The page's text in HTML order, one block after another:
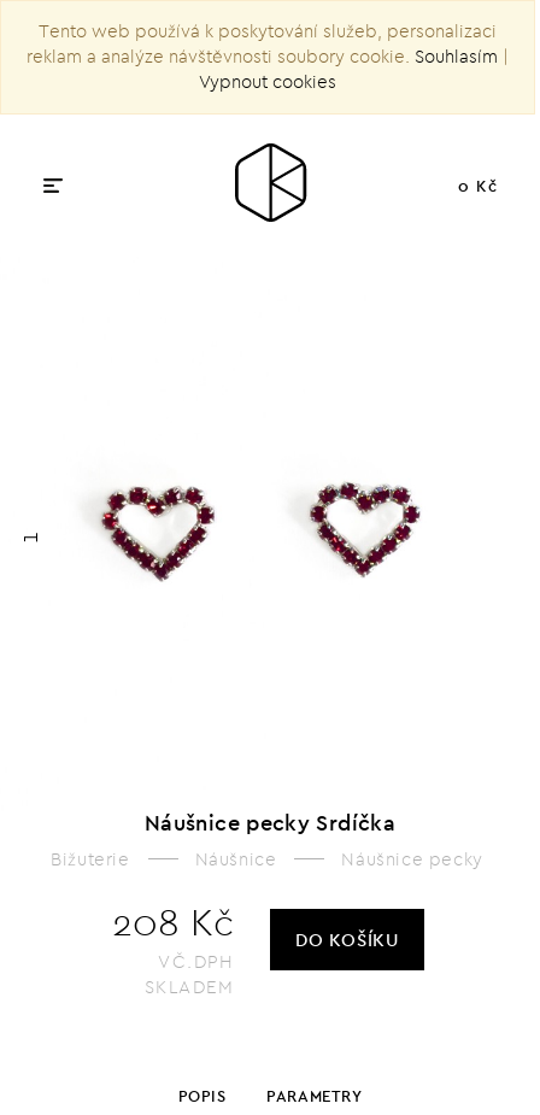
Tento web používá k poskytování služeb, personalizaci
reklam a analýze návštěvnosti soubory cookie. Souhlasím |
Vypnout cookies
0 Kč
1
Náušnice pecky Srdíčka
Bižuterie Náušnice Náušnice pecky
208 Kč
VČ.DPH
SKLADEM
DO KOŠÍKU
POPIS PARAMETRY